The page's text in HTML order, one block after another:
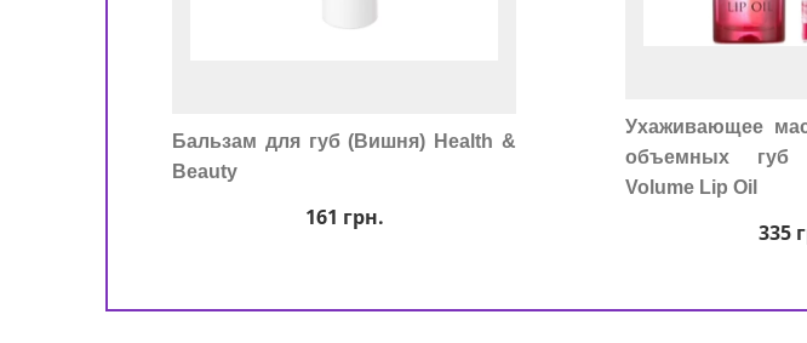
Бальзам для губ (Вишня) Health &
Beauty
161 грн.
Ухаживающее
объемных губ
Volume Lip Oil
335